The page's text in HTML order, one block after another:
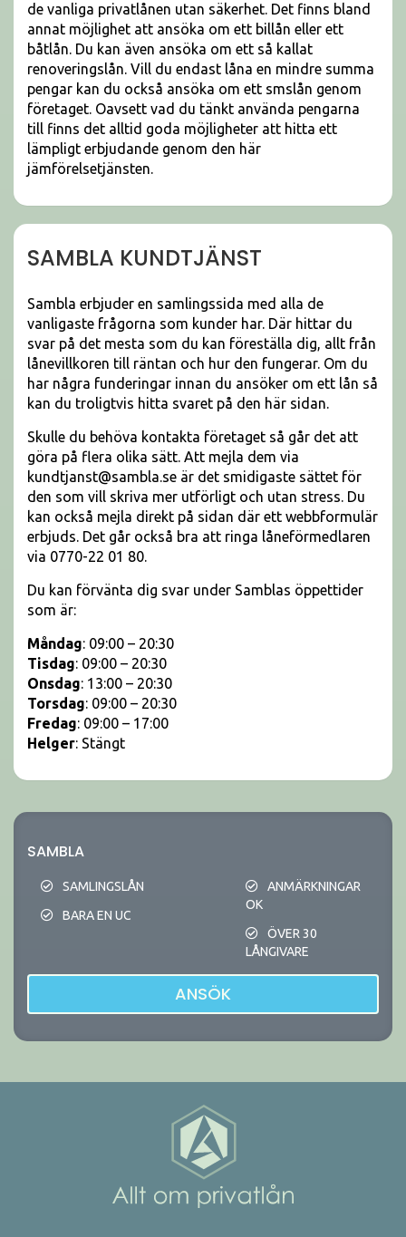
de vanliga privatlånen utan säkerhet. Det finns bland
annat möjlighet att ansöka om ett billån eller ett
båtlån. Du kan även ansöka om ett så kallat
renoveringslån. Vill du endast låna en mindre summa
pengar kan du också ansöka om ett smslån genom
företaget. Oavsett vad du tänkt använda pengarna
till finns det alltid goda möjligheter att hitta ett
lämpligt erbjudande genom den här
jämförelsetjänsten.
SAMBLA KUNDTJÄNST
Sambla erbjuder en samlingssida med alla de
vanligaste frågorna som kunder har. Där hittar du
svar på det mesta som du kan föreställa dig, allt från
lånevillkoren till räntan och hur den fungerar. Om du
har några funderingar innan du ansöker om ett lån så
kan du troligtvis hitta svaret på den här sidan.
Skulle du behöva kontakta företaget så går det att
göra på flera olika sätt. Att mejla dem via
kundtjanst@sambla.se är det smidigaste sättet för
den som vill skriva mer utförligt och utan stress. Du
kan också mejla direkt på sidan där ett webbformulär
erbjuds. Det går också bra att ringa låneförmedlaren
via 0770-22 01 80.
Du kan förvänta dig svar under Samblas öppettider
som är:
Måndag: 09:00 – 20:30
Tisdag: 09:00 – 20:30
Onsdag: 13:00 – 20:30
Torsdag: 09:00 – 20:30
Fredag: 09:00 – 17:00
Helger: Stängt
SAMBLA
SAMLINGSLÅN
BARA EN UC
ANMÄRKNINGAR
OK
ÖVER 30
LÅNGIVARE
ANSÖK